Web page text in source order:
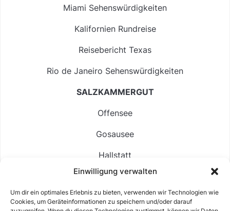
Einwilligung verwalten
Um dir ein optimales Erlebnis zu bieten, verwenden wir Technologien wie
Cookies, um Geräteinformationen zu speichern und/oder darauf
Miami Sehenswürdigkeiten
Kalifornien Rundreise
Reisebericht Texas
Rio de Janeiro Sehenswürdigkeiten
SALZKAMMERGUT
Offensee
Gosausee
Hallstatt
Langbathsee
Altausseer See